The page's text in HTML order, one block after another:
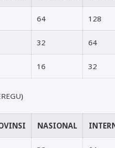
64 128
32 64
16 32
NASIONAL